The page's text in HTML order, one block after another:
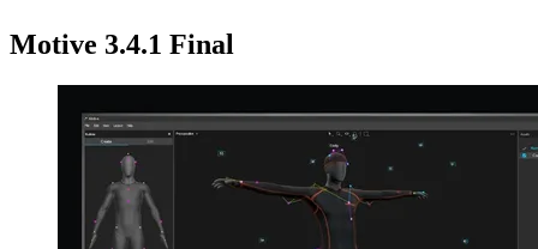
Motive 3.4.1 Final